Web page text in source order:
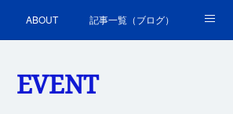
ABOUT 記事一覧（ブログ）
お問合せ 関連リンク集
EVENT